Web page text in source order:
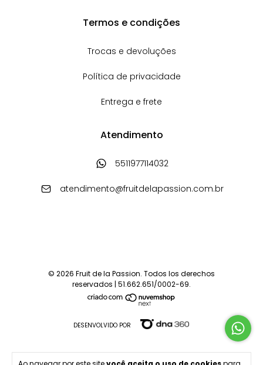
Termos e condições
Trocas e devoluções
Política de privacidade
Entrega e frete
Atendimento
5511977114032
atendimento@fruitdelapassion.com.br
© 2026 Fruit de la Passion. Todos los derechos
reservados | 51.662.651/0002-69.
DESENVOLVIDO POR